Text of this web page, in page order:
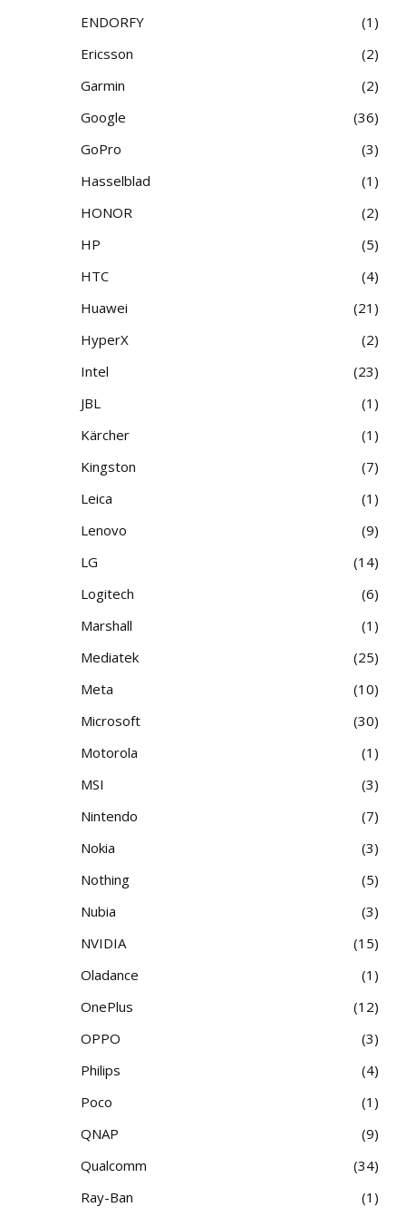
ENDORFY
1
Ericsson
2
Garmin
2
Google
36
GoPro
3
Hasselblad
1
HONOR
2
HP
5
HTC
4
Huawei
21
HyperX
2
Intel
23
JBL
1
Kärcher
1
Kingston
7
Leica
1
Lenovo
9
LG
14
Logitech
6
Marshall
1
Mediatek
25
Meta
10
Microsoft
30
Motorola
1
MSI
3
Nintendo
7
Nokia
3
Nothing
5
Nubia
3
NVIDIA
15
Oladance
1
OnePlus
12
OPPO
3
Philips
4
Poco
1
QNAP
9
Qualcomm
34
Ray-Ban
1